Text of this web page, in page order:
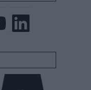
LinkedIn